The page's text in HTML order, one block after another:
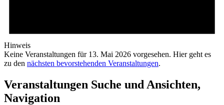
Hinweis
Keine Veranstaltungen für 13. Mai 2026 vorgesehen. Hier geht es
zu den nächsten bevorstehenden Veranstaltungen.
Veranstaltungen Suche und Ansichten,
Navigation